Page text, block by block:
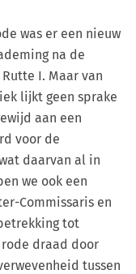
was er een nieuw
na de
I. Maar van
lijkt geen sprake
aan een
voor de
daarvan al in
we ook een
Commissaris en
tot
rode draad door
tussen